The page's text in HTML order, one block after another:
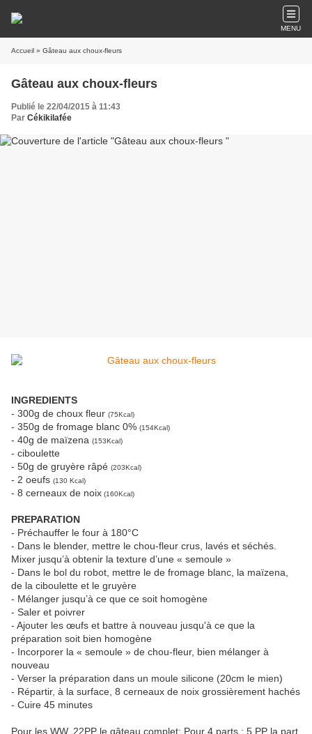
MENU
Accueil » Gâteau aux choux-fleurs
Gâteau aux choux-fleurs
Publié le 22/04/2015 à 11:43
Par Cékikilafée
INGREDIENTS
- 300g de choux fleur (75Kcal)
- 350g de fromage blanc 0% (154Kcal)
- 40g de maïzena (153Kcal)
- ciboulette
- 50g de gruyère râpé (203Kcal)
- 2 oeufs (130 Kcal)
- 8 cerneaux de noix (160Kcal)
PREPARATION
- Préchauffer le four à 180°C
- Dans le blender, mettre le chou-fleur crus, lavés et séchés.
Mixer jusqu’à obtenir la texture d’une « semoule »
- Dans le bol du robot, mettre le de fromage blanc, la maïzena,
de la ciboulette et le gruyère
- Mélanger jusqu’à ce que ce soit homogène
- Saler et poivrer
- Ajouter les œufs et battre à nouveau jusqu'à ce que la
préparation soit bien homogène
- Incorporer la « semoule » de chou-fleur, bien mélanger à
nouveau
- Verser la préparation dans un moule silicone (20cm le mien)
- Répartir, à la surface, 8 cerneaux de noix grossièrement hachés
- Cuire 45 minutes
Pour les WW, 22PP le gâteau complet; Pour 4 parts : 5 PP la part